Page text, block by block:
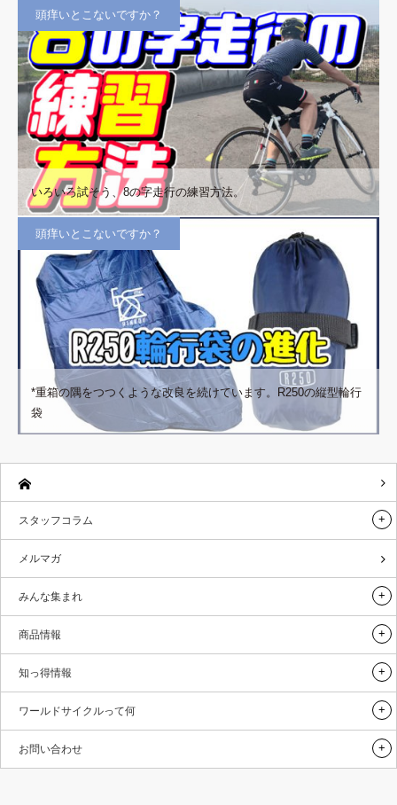
頭痒いとこないですか？
いろいろ試そう、8の字走行の練習方法。
頭痒いとこないですか？
*重箱の隅をつつくような改良を続けています。R250の縦型輪行
袋
スタッフコラム
メルマガ
みんな集まれ
商品情報
知っ得情報
ワールドサイクルって何
お問い合わせ